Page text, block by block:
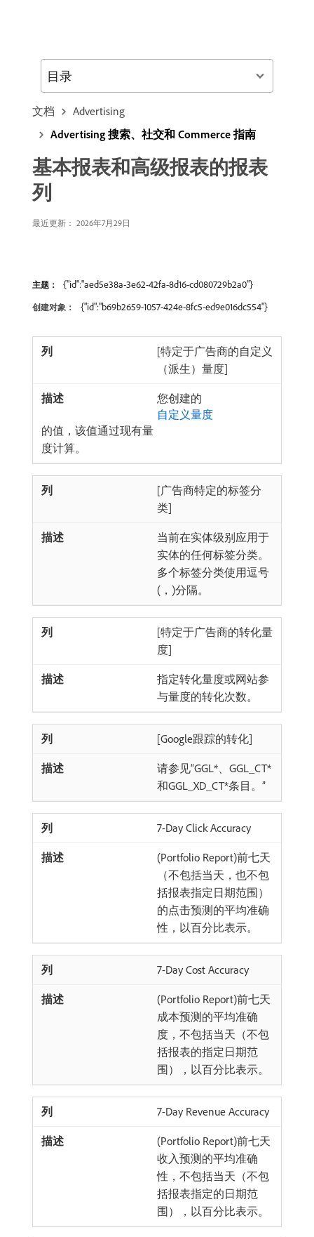
文档
Advertising
Advertising 搜索、社交和 Commerce 指南
基本报表和高级报表的报表
列
最近更新： 2026年7月29日
主题： {"id":"aed5e38a-3e62-42fa-8d16-cd080729b2a0"}
创建对象： {"id":"b69b2659-1057-424e-8fc5-ed9e016dc554"}
[特定于广告商的自定义
（派生）量度]
您创建的
自定义量度
的值，该值通过现有量
度计算。
[广告商特定的标签分
类]
当前在实体级别应用于
实体的任何标签分类。
多个标签分类使用逗号
(，)分隔。
[特定于广告商的转化量
度]
指定转化量度或网站参
与量度的转化次数。
[Google跟踪的转化]
请参见“GGL*、GGL_CT*
和GGL_XD_CT*条目。”
7-Day Click Accuracy
(Portfolio Report)前七天
（不包括当天，也不包
括报表指定日期范围）
的点击预测的平均准确
性，以百分比表示。
7-Day Cost Accuracy
(Portfolio Report)前七天
成本预测的平均准确
度，不包括当天（不包
括报表的指定日期范
围），以百分比表示。
7-Day Revenue Accuracy
(Portfolio Report)前七天
收入预测的平均准确
性，不包括当天（不包
括报表指定的日期范
围），以百分比表示。
目录